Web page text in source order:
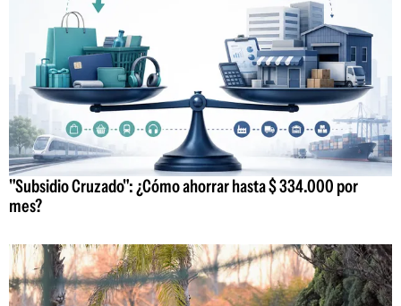
"Subsidio Cruzado": ¿Cómo ahorrar hasta $ 334.000 por
mes?